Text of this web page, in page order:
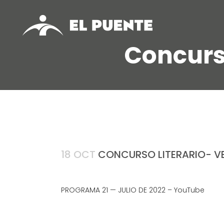
18 OCT CONCURSO LITERARIO-
PROGRAMA 21 — JULIO DE 2022 – YouTube